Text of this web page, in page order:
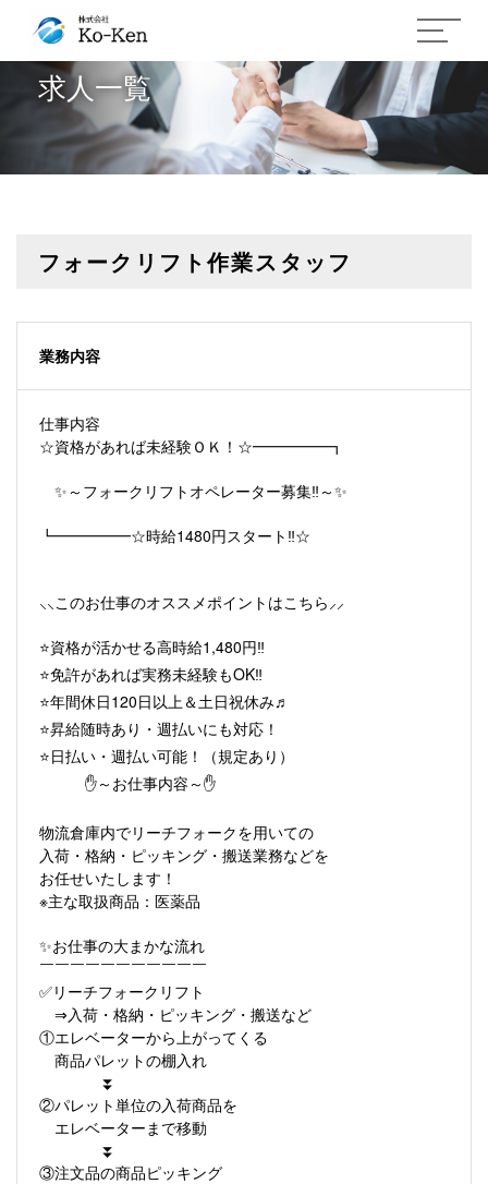
求人一覧
フォークリフト作業スタッフ
業務内容
仕事内容
☆資格があれば未経験ＯＫ！☆━━━━━┓
✨～フォークリフトオペレーター募集‼～✨
┗━━━━━☆時給1480円スタート‼☆
⸜⸜このお仕事のオススメポイントはこちら⸝⸝
⭐資格が活かせる高時給1,480円‼
⭐免許があれば実務未経験もOK‼
⭐年間休日120日以上＆土日祝休み♬
⭐昇給随時あり・週払いにも対応！
⭐日払い・週払い可能！（規定あり）
✋～お仕事内容～✋
物流倉庫内でリーチフォークを用いての
入荷・格納・ピッキング・搬送業務などを
お任せいたします！
※主な取扱商品：医薬品
✨お仕事の大まかな流れ
￣￣￣￣￣￣￣￣￣￣￣
✅リーチフォークリフト
⇒入荷・格納・ピッキング・搬送など
①エレベーターから上がってくる
商品パレットの棚入れ
⏬
②パレット単位の入荷商品を
エレベーターまで移動
⏬
③注文品の商品ピッキング